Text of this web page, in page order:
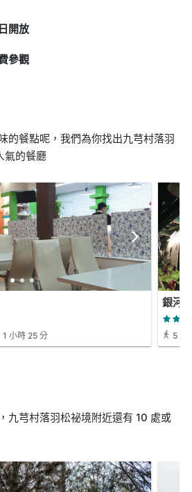
開放
參觀
的餐點呢，我們為你找出九芎村落羽
氣的餐廳
1 小時 25 分
銀河
5 小
九芎村落羽松祕境附近還有 10 處或